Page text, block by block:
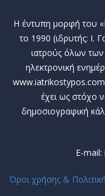
Η έντυπη μορφή του
το 1990 (ιδρυτής: Ι.
ιατρούς όλων
ηλεκτρονική
έχει ως στόχο
δημοσιογραφική
E-
Όροι χρήσης &